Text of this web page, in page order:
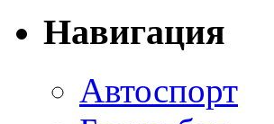
Навигация
Автоспорт